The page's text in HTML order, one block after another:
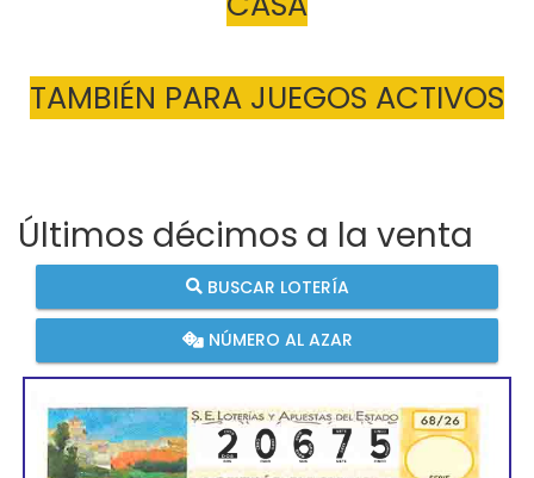
TAMBIÉN PARA JUEGOS ACTIVOS
Últimos décimos a la venta
BUSCAR LOTERÍA
NÚMERO AL AZAR